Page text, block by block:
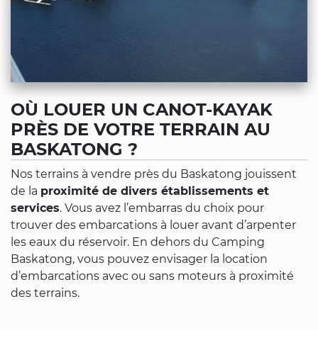
OÙ LOUER UN CANOT-KAYAK
PRÈS DE VOTRE TERRAIN AU
BASKATONG ?
Nos terrains à vendre près du Baskatong jouissent
de la proximité de divers établissements et
services. Vous avez l’embarras du choix pour
trouver des embarcations à louer avant d’arpenter
les eaux du réservoir. En dehors du Camping
Baskatong, vous pouvez envisager la location
d’embarcations avec ou sans moteurs à proximité
des terrains.